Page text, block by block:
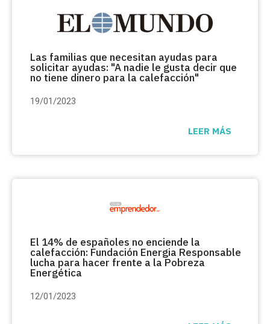
Las familias que necesitan ayudas para
solicitar ayudas: "A nadie le gusta decir que
no tiene dinero para la calefacción"
19/01/2023
LEER MÁS
El 14% de españoles no enciende la
calefacción: Fundación Energia Responsable
lucha para hacer frente a la Pobreza
Energética
12/01/2023